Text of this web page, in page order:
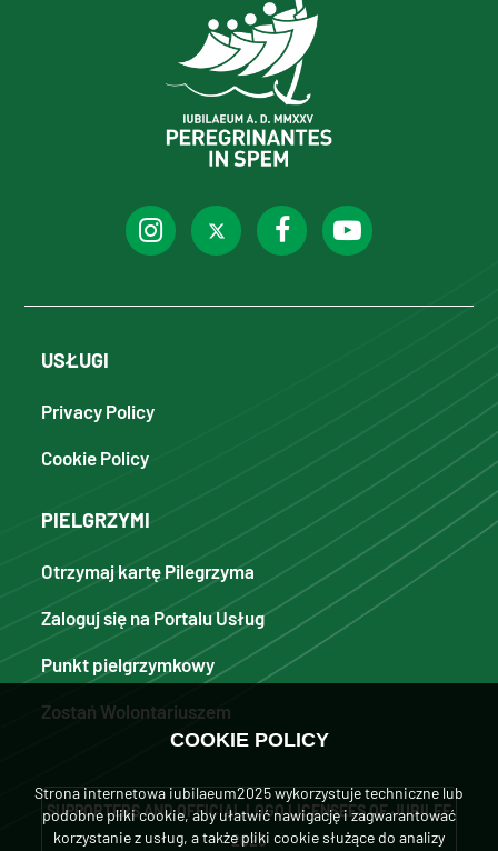
USŁUGI
Privacy Policy
Cookie Policy
PIELGRZYMI
Otrzymaj kartę Pilegrzyma
Zaloguj się na Portalu Usług
Punkt pielgrzymkowy
Zostań Wolontariuszem
SUPPORTERS AND OFFICIAL LOGO LICENSEES OF JUBILEE
2025
COOKIE POLICY
Strona internetowa iubilaeum2025 wykorzystuje techniczne lub
podobne pliki cookie, aby ułatwić nawigację i zagwarantować
korzystanie z usług, a także pliki cookie służące do analizy